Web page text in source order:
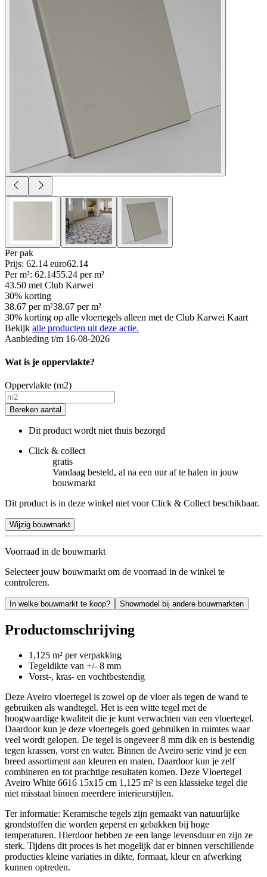
Per pak
Prijs: 62.14 euro62.14
Per m²: 62.1455.24 per m²
43.50 met Club Karwei
30% korting
38.67 per m²38.67 per m²
30% korting op alle vloertegels alleen met de Club Karwei Kaart
Bekijk alle producten uit deze actie.
Aanbieding t/m 16-08-2026
Wat is je oppervlakte?
Oppervlakte (m2)
Bereken aantal
Dit product wordt niet thuis bezorgd
Click & collect
gratis
Vandaag besteld, al na een uur af te halen in jouw
bouwmarkt
Dit product is in deze winkel niet voor Click & Collect beschikbaar.
Wijzig bouwmarkt
Voorraad in de bouwmarkt
Selecteer jouw bouwmarkt om de voorraad in de winkel te
controleren.
In welke bouwmarkt te koop? Showmodel bij andere bouwmarkten
Productomschrijving
1,125 m² per verpakking
Tegeldikte van +/- 8 mm
Vorst-, kras- en vochtbestendig
Deze Aveiro vloertegel is zowel op de vloer als tegen de wand te
gebruiken als wandtegel. Het is een witte tegel met de
hoogwaardige kwaliteit die je kunt verwachten van een vloertegel.
Daardoor kun je deze vloertegels goed gebruiken in ruimtes waar
veel wordt gelopen. De tegel is ongeveer 8 mm dik en is bestendig
tegen krassen, vorst en water. Binnen de Aveiro serie vind je een
breed assortiment aan kleuren en maten. Daardoor kun je zelf
combineren en tot prachtige resultaten komen. Deze Vloertegel
Aveiro White 6616 15x15 cm 1,125 m² is een klassieke tegel die
niet misstaat binnen meerdere interieurstijlen.
Ter informatie: Keramische tegels zijn gemaakt van natuurlijke
grondstoffen die worden geperst en gebakken bij hoge
temperaturen. Hierdoor hebben ze een lange levensduur en zijn ze
sterk. Tijdens dit proces is het mogelijk dat er binnen verschillende
producties kleine variaties in dikte, formaat, kleur en afwerking
kunnen optreden.